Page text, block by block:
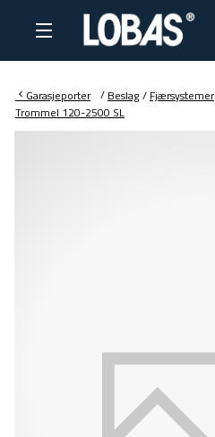
Garasjeporter / Beslag / Fjærsystemer
Trommel 120-2500 SL